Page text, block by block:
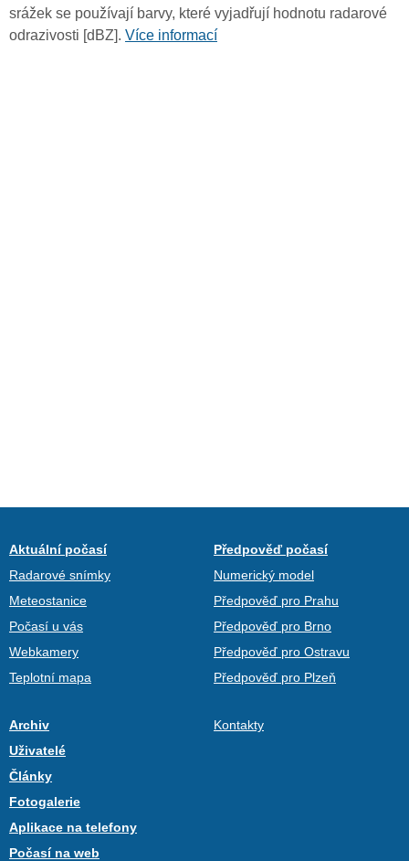
srážek se používají barvy, které vyjadřují hodnotu radarové
odrazivosti [dBZ]. Více informací
Aktuální počasí
Radarové snímky
Meteostanice
Počasí u vás
Webkamery
Teplotní mapa
Předpověď počasí
Numerický model
Předpověď pro Prahu
Předpověď pro Brno
Předpověď pro Ostravu
Předpověď pro Plzeň
Archiv
Uživatelé
Články
Fotogalerie
Aplikace na telefony
Počasí na web
Kontakty